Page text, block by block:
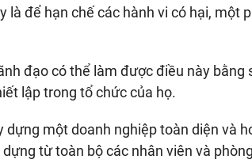
là để hạn chế các hành vi có hại,
đạo có thể làm được điều này bằng
lập trong tổ chức của họ.
dựng một doanh nghiệp toàn diện và
từ toàn bộ các nhân viên và